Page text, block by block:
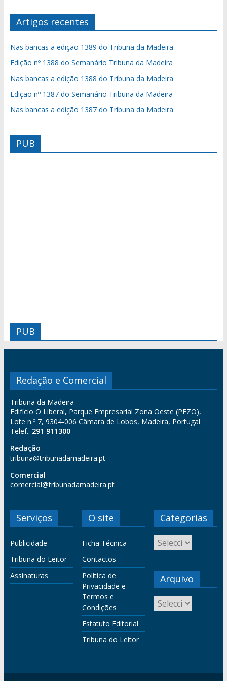
Artigos recentes
Nas bancas a edição 1389 do Tribuna da Madeira
Edição nº 1388 do Semanário Tribuna da Madeira
Nas bancas a edição 1388 do Tribuna da Madeira
Edição nº 1387 do Semanário Tribuna da Madeira
Nas bancas a edição 1387 do Tribuna da Madeira
PUB
PUB
Redação e Comercial
Tribuna da Madeira
Edifício O Liberal, Parque Empresarial Zona Oeste (PEZO),
Lote n.º 7, 9304-006 Câmara de Lobos, Madeira, Portugal
Telef.: 291 911300
Redação
tribuna@tribunadamadeira.pt
Comercial
comercial@tribunadamadeira.pt
Serviços
Publicidade
Tribuna do Leitor
Assinaturas
O site
Ficha Técnica
Contactos
Política de
Privacidade e
Termos e
Condições
Estatuto Editorial
Tribuna do Leitor
Categorias
Arquivo